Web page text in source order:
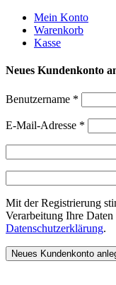
Weiter
zum
Inhalt
Mein Konto
Warenkorb
Kasse
Neues Kundenkonto
Benutzername *
E-Mail-Adresse *
Mit der Registrierung
Verarbeitung Ihre
Datenschutzerklärung.